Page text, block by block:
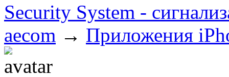
Security System -
aecom → Приложения